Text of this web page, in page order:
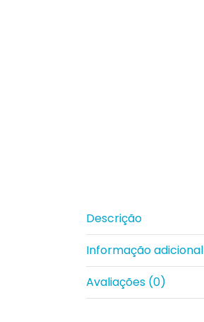
Descrição
Informação adicional
Avaliações (0)